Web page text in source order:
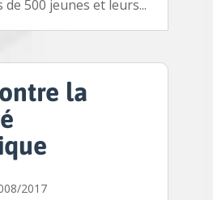
500 jeunes et leurs...
la
2017